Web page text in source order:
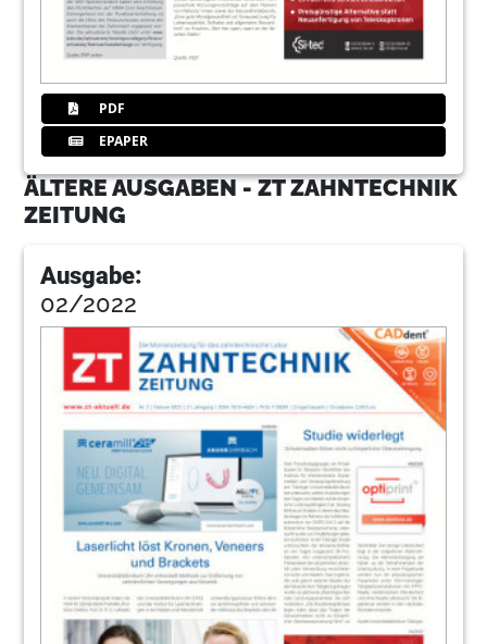
PDF
EPAPER
ÄLTERE AUSGABEN - ZT ZAHNTECHNIK
ZEITUNG
Ausgabe:
02/2022